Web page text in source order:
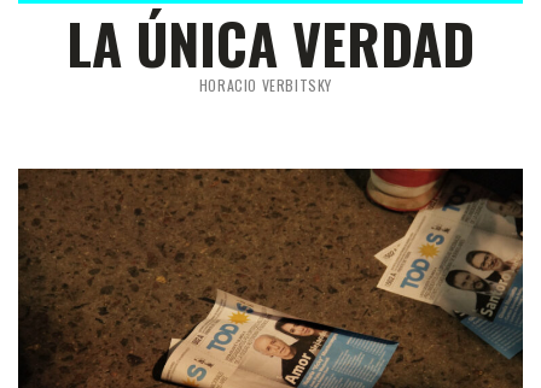
LA ÚNICA VERDAD
HORACIO VERBITSKY